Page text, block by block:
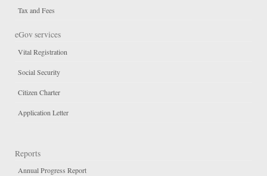
Tax and Fees
eGov services
Vital Registration
Social Security
Citizen Charter
Application Letter
Reports
Annual Progress Report